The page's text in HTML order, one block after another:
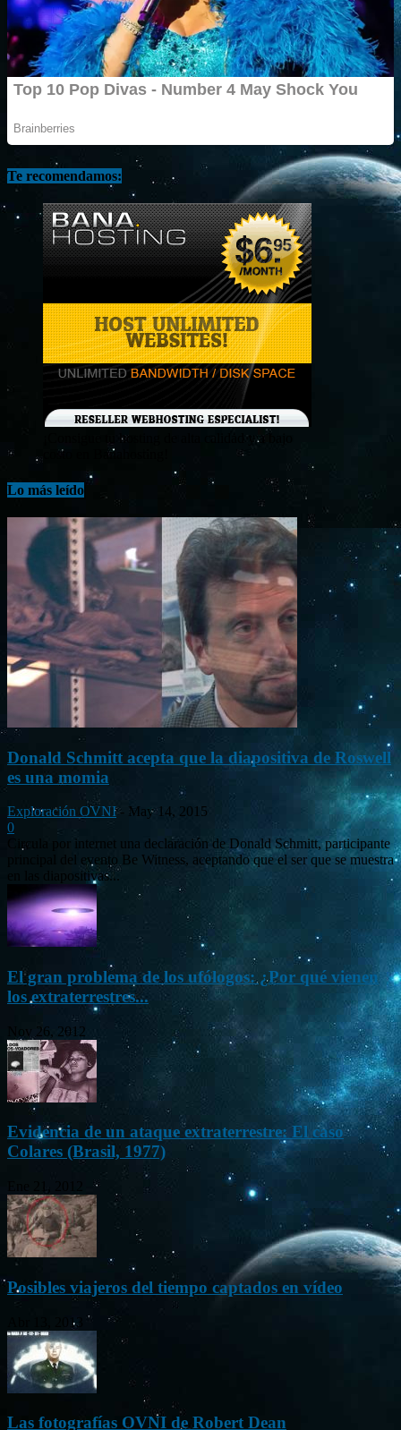
Te recomendamos:
¡Consigue tu hosting de alta calidad y a bajo
costo en Banahosting!
Lo más leído
Donald Schmitt acepta que la diapositiva de Roswell
es una momia
Exploración OVNI - May 14, 2015
0
Circula por internet una declaración de Donald Schmitt, participante
principal del evento Be Witness, aceptando que el ser que se muestra
en las diapositivas...
El gran problema de los ufólogos: ¿Por qué vienen
los extraterrestres...
Nov 26, 2012
Evidencia de un ataque extraterrestre: El caso
Colares (Brasil, 1977)
Posibles viajeros del tiempo captados en vídeo
Abr 13, 2013
Las fotografías OVNI de Robert Dean